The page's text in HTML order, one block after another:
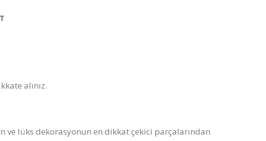
alınız.
lüks dekorasyonun en dikkat çekici parçalarından